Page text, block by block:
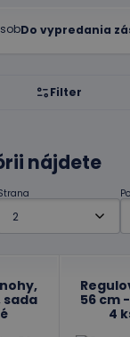
Do vypredania
Filter
nájdete
sada
56 cm
4